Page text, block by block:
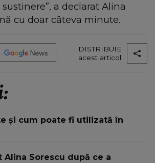
a declarat Alina
cu doar câteva minute.
DISTRIBUIE
acest articol
și cum poate fi utilizată în
Alina Sorescu după ce a